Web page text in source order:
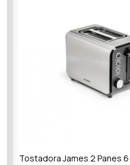
Tostadora James 2 Panes